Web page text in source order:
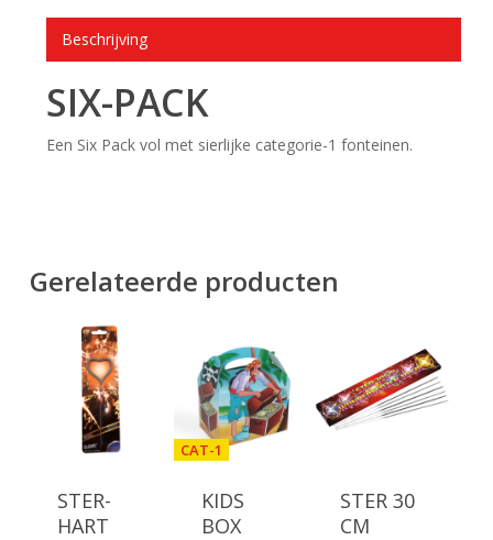
Beschrijving
SIX-PACK
Een Six Pack vol met sierlijke categorie-1 fonteinen.
Gerelateerde producten
STER-
HART
CAT-1
KIDS
BOX
STER 30
CM